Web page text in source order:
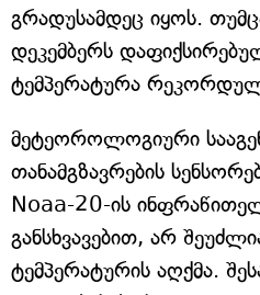
გრადუსამდეც იყოს.
დეკემბერს
ტემპერატურა
მეტეოროლოგიური
თანამგზავრების
Noaa-20-ის
განსხვავებით, არ
ტემპერატურის აღქმა.